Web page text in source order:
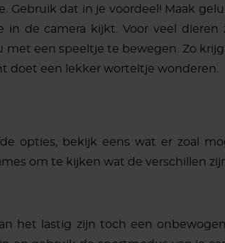
Gebruik dat in je voordeel! Maak
de camera kijkt. Voor veel dieren
een speeltje te bewegen. Zo
doet een lekker worteltje wonderen.
opties, bekijk eens wat er zoal
om te kijken wat de verschillen
het lastig zijn toch een